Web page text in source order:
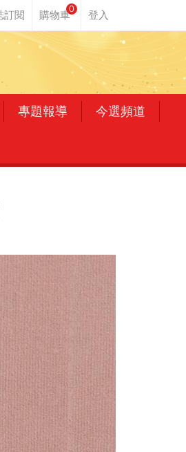
0
專題報導 今選頻道